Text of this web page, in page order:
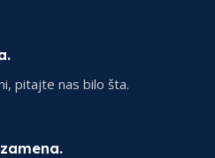
pitajte nas bilo šta.